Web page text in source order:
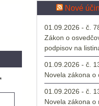
Nové
01.09.2026 - č.
Zákon o
podpisov na
01.09.2026 - č.
Novela zákona o
01.09.2026 - č.
Novela zákona o